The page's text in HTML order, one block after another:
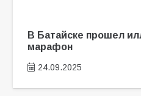
В Батайске прошел
марафон
24.09.2025